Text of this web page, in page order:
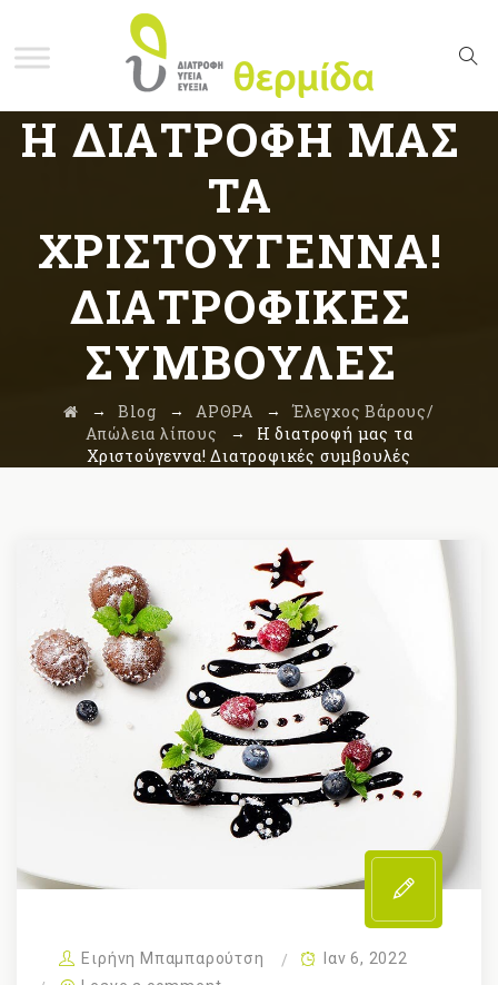
Η ΔΙΑΤΡΟΦΉ ΜΑΣ
ΤΑ
ΧΡΙΣΤΟΎΓΕΝΝΑ!
ΔΙΑΤΡΟΦΙΚΈΣ
ΣΥΜΒΟΥΛΈΣ
→ Blog → ΑΡΘΡΑ → Έλεγχος Βάρους/
Απώλεια λίπους →
Η διατροφή μας τα
Χριστούγεννα! Διατροφικές συμβουλές
Ειρήνη Μπαμπαρούτση
Ιαν 6, 2022